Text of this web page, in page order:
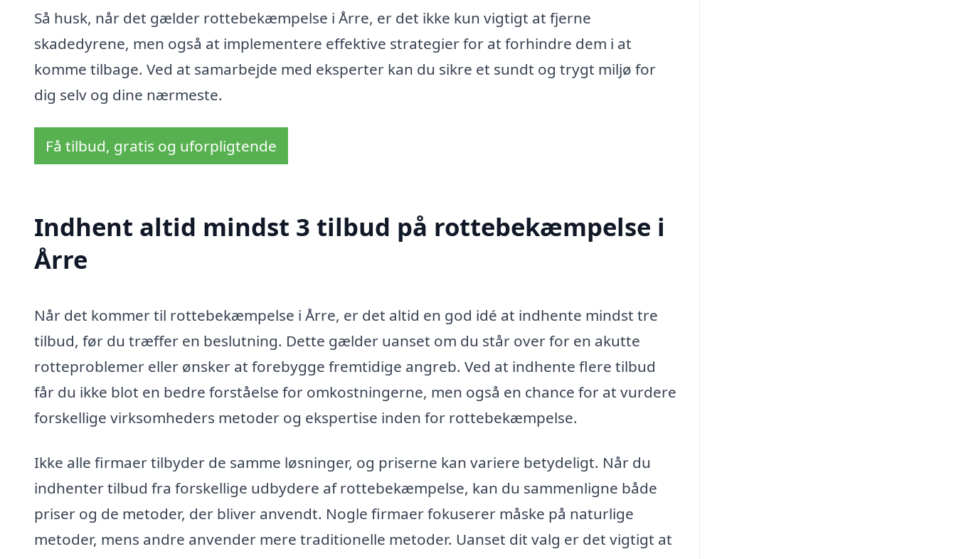
Så husk, når det gælder rottebekæmpelse i Årre, er det ikke kun vigtigt at fjerne
skadedyrene, men også at implementere effektive strategier for at forhindre dem i at
komme tilbage. Ved at samarbejde med eksperter kan du sikre et sundt og trygt miljø for
dig selv og dine nærmeste.
Få tilbud, gratis og uforpligtende
Indhent altid mindst 3 tilbud på rottebekæmpelse i
Årre
Når det kommer til rottebekæmpelse i Årre, er det altid en god idé at indhente mindst tre
tilbud, før du træffer en beslutning. Dette gælder uanset om du står over for en akutte
rotteproblemer eller ønsker at forebygge fremtidige angreb. Ved at indhente flere tilbud
får du ikke blot en bedre forståelse for omkostningerne, men også en chance for at vurdere
forskellige virksomheders metoder og ekspertise inden for rottebekæmpelse.
Ikke alle firmaer tilbyder de samme løsninger, og priserne kan variere betydeligt. Når du
indhenter tilbud fra forskellige udbydere af rottebekæmpelse, kan du sammenligne både
priser og de metoder, der bliver anvendt. Nogle firmaer fokuserer måske på naturlige
metoder, mens andre anvender mere traditionelle metoder. Uanset dit valg er det vigtigt at